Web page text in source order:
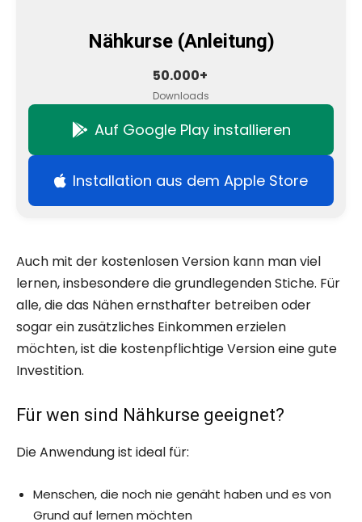
Nähkurse (Anleitung)
50.000+
Downloads
Auf Google Play installieren
Installation aus dem Apple Store
Auch mit der kostenlosen Version kann man viel
lernen, insbesondere die grundlegenden Stiche. Für
alle, die das Nähen ernsthafter betreiben oder
sogar ein zusätzliches Einkommen erzielen
möchten, ist die kostenpflichtige Version eine gute
Investition.
Für wen sind Nähkurse geeignet?
Die Anwendung ist ideal für:
Menschen, die noch nie genäht haben und es von
Grund auf lernen möchten